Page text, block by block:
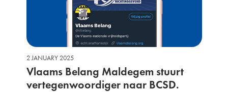
2 JANUARY 2025
Vlaams Belang Maldegem stuurt
vertegenwoordiger naar BCSD.